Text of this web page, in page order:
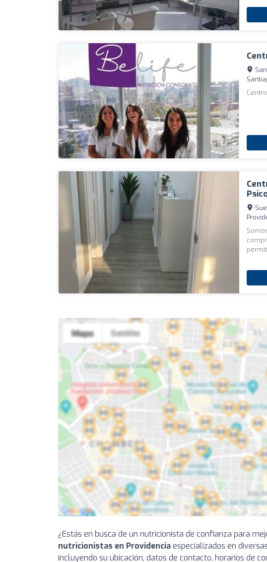
¿Estás en busca de un nutricionista de confianza para
nutricionistas en Providenciaespecializados en
incluyendo su ubicación, datos de contacto, horarios de